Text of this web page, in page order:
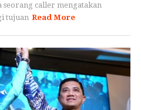
seorang caller mengatakan
tujuan Read More